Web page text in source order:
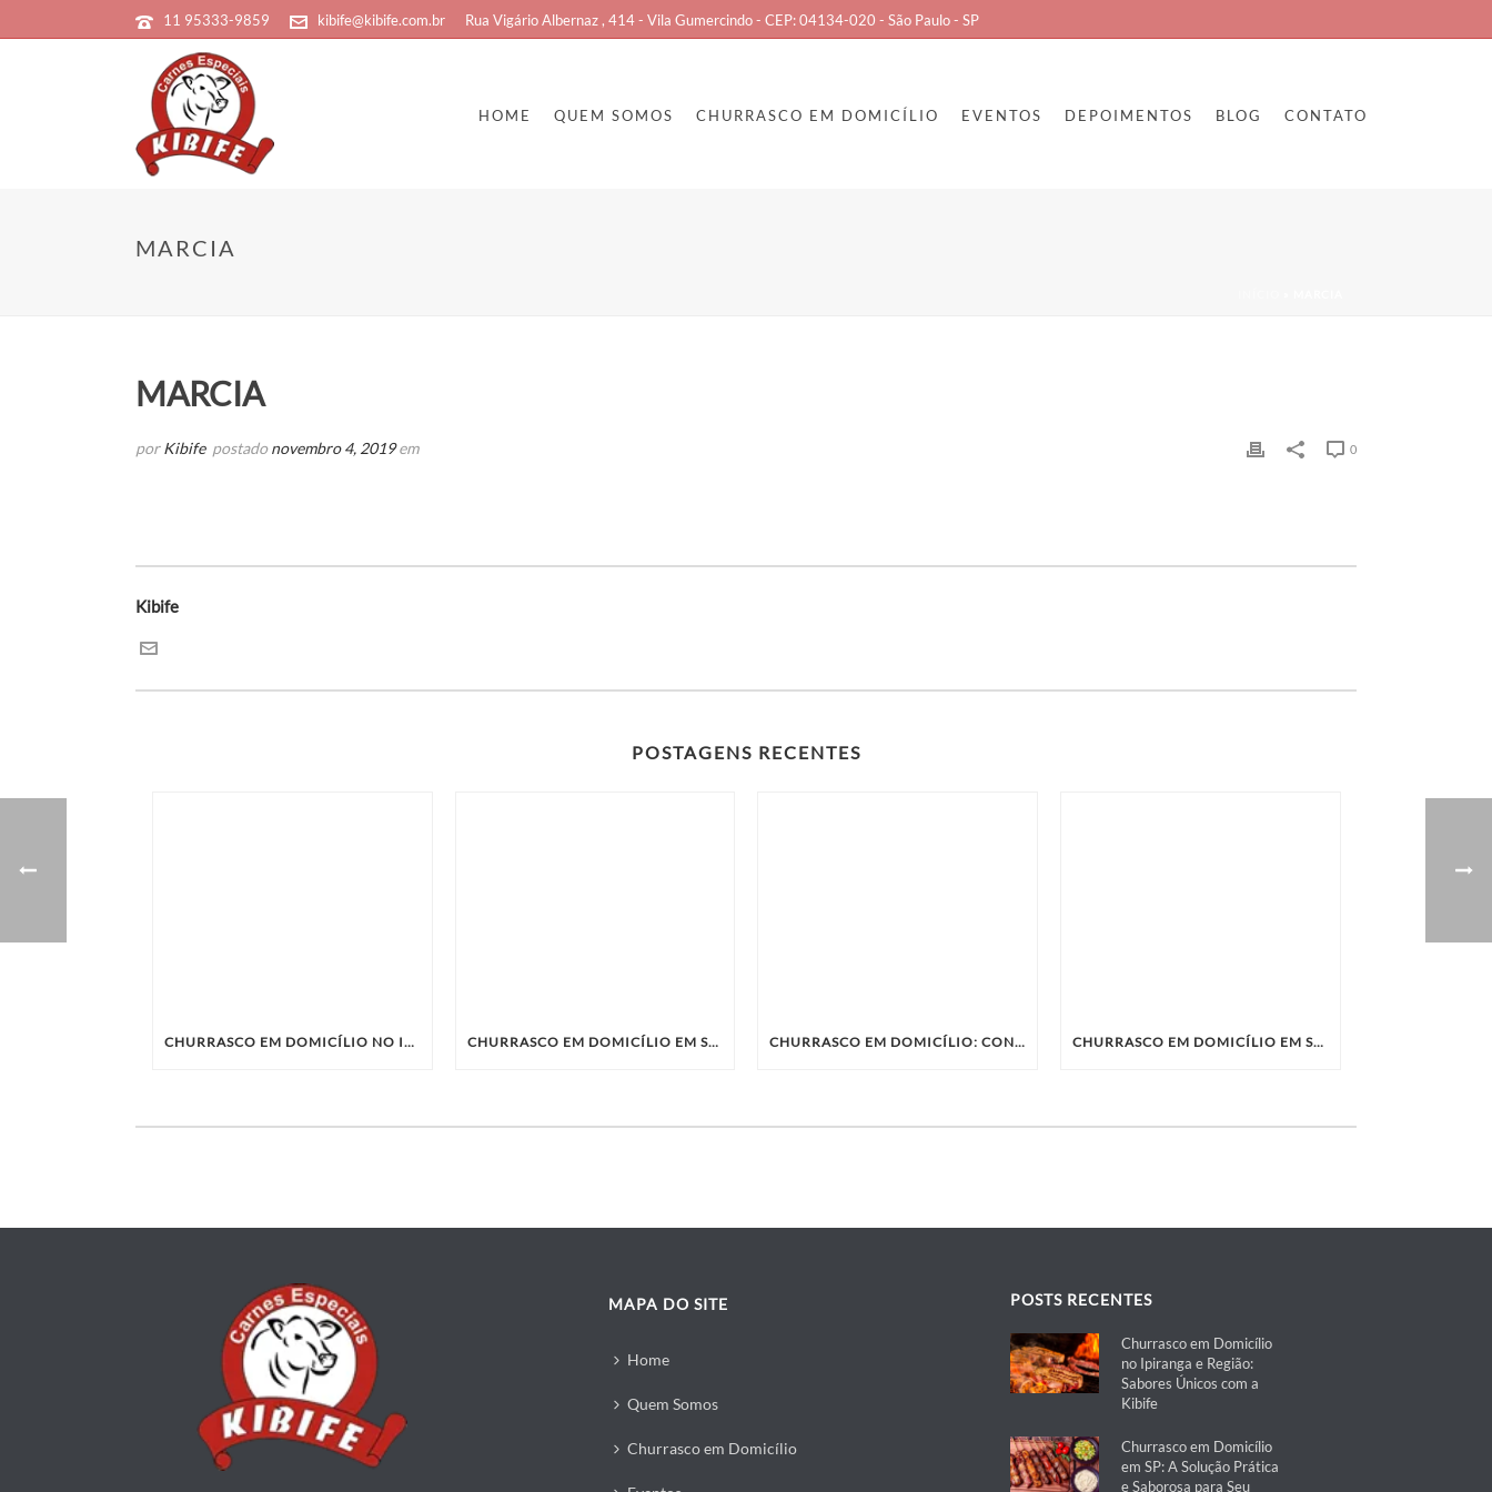
11 95333-9859 kibife@kibife.com.br Rua Vigário Albernaz , 414 - Vila Gumercindo - CEP: 04134-020 - São Paulo - SP
HOME QUEM SOMOS CHURRASCO EM DOMICÍLIO EVENTOS DEPOIMENTOS BLOG CONTATO
MARCIA
MARCIA
porKibife postadonovembro 4, 2019em 0
Kibife
POSTAGENS RECENTES
CHURRASCO EM DOMICÍLIO NO IPIRANGA E REGIÃO: SABORES ÚNICOS COM A KIBIFE CHURRASCO EM DOMICÍLIO EM SP: A SOLUÇÃO PRÁTICA E SABOROSA PARA SEU EVENTO CHURRASCO EM DOMICÍLIO: CONHEÇA A KIBIFE E SURPREENDA SEUS CONVIDADOS CHURRASCO EM DOMICÍLIO EM SP: A OPÇÃO IDEAL PARA SUA CONFRATERNIZAÇÃO
MAPA DO SITE
Home
Quem Somos
Churrasco em Domicílio
POSTS RECENTES
Churrasco em Domicílio
no Ipiranga e Região:
Sabores Únicos com a
Kibife
Churrasco em Domicílio
em SP: A Solução Prática
e Saborosa para Seu